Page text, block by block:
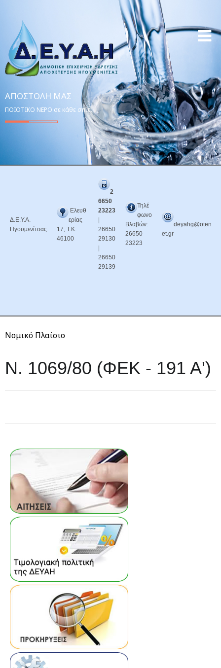
ΑΠΟΣΤΟΛΉ ΜΑΣ
ΠΟΙΟΤΙΚΟ ΝΕΡΟ σε κάθε σπίτι!
Δ.Ε.Υ.Α.
Ηγουμενίτσας
Ελευθ
ερίας
17, Τ.Κ.
46100
2
6650
23223
26650
29130
26650
29139
Τηλέ
φωνο
Βλαβών:
26650
23223
deyahg@oten
et.gr
Νομικό Πλαίσιο
Ν. 1069/80 (ΦΕΚ - 191 Α')